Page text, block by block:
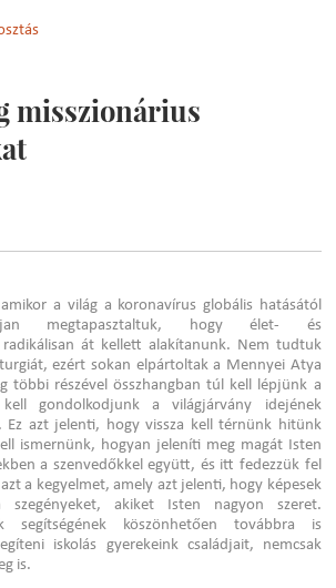
misszionárius
a világ a koronavírus globális hatásától
megtapasztaltuk, hogy élet- és
radikálisan át kellett alakítanunk. Nem tudtuk
ezért sokan elpártoltak a Mennyei Atya
többi részével összhangban túl kell lépjünk a
gondolkodjunk a világjárvány idejének
Ez azt jelenti, hogy vissza kell térnünk hitünk
ismernünk, hogyan jeleníti meg magát Isten
a szenvedőkkel együtt, és itt fedezzük fel
a kegyelmet, amely azt jelenti, hogy képesek
szegényeket, akiket Isten nagyon szeret.
segítségének köszönhetően továbbra is
iskolás gyerekeink családjait, nemcsak
is.